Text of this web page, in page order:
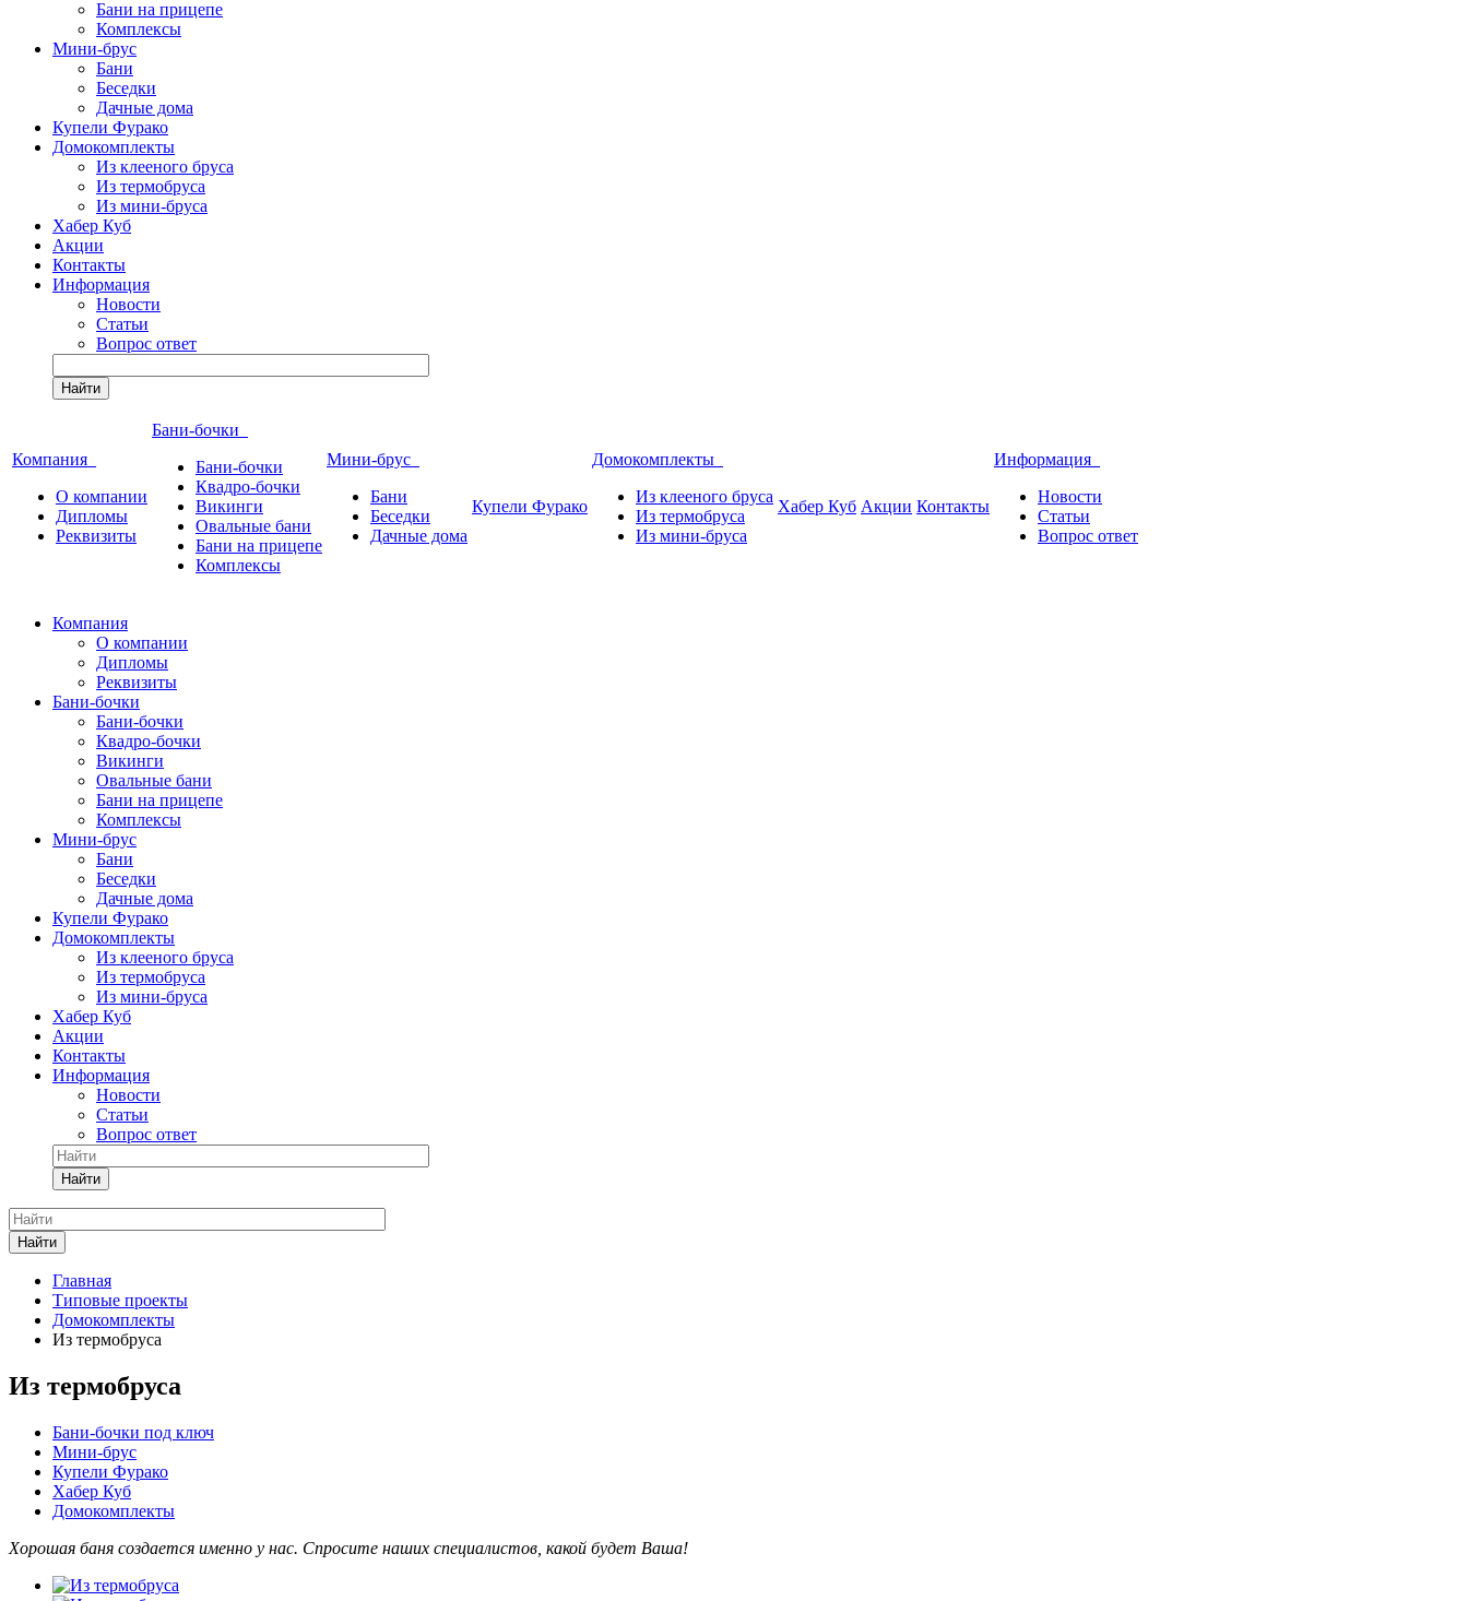
Бани на прицепе
Комплексы
Мини-брус
Бани
Беседки
Дачные дома
Купели Фурако
Домокомплекты
Из клееного бруса
Из термобруса
Из мини-бруса
Хабер Куб
Акции
Контакты
Информация
Новости
Статьи
Вопрос ответ
Найти
Компания
О компании
Дипломы
Реквизиты
Бани-бочки
Бани-бочки
Квадро-бочки
Викинги
Овальные бани
Бани на прицепе
Комплексы
Мини-брус
Бани
Беседки
Дачные дома
Купели Фурако
Домокомплекты
Из клееного бруса
Из термобруса
Из мини-бруса
Хабер Куб Акции Контакты
Информация
Новости
Статьи
Вопрос ответ
Компания
О компании
Дипломы
Реквизиты
Бани-бочки
Бани-бочки
Квадро-бочки
Викинги
Овальные бани
Бани на прицепе
Комплексы
Мини-брус
Бани
Беседки
Дачные дома
Купели Фурако
Домокомплекты
Из клееного бруса
Из термобруса
Из мини-бруса
Хабер Куб
Акции
Контакты
Информация
Новости
Статьи
Вопрос ответ
Найти
Найти
Главная
Типовые проекты
Домокомплекты
Из термобруса
Из термобруса
Бани-бочки под ключ
Мини-брус
Купели Фурако
Хабер Куб
Домокомплекты
Хорошая баня создается именно у нас. Спросите наших специалистов , какой будет Ваша!